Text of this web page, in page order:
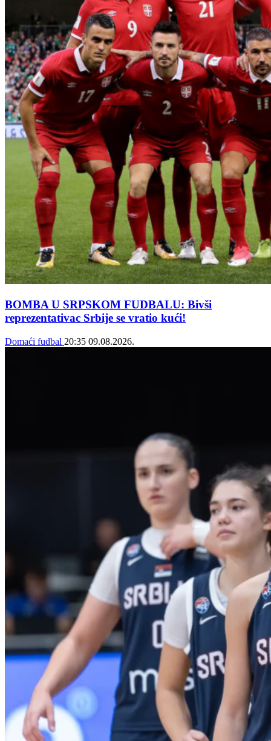
BOMBA U SRPSKOM FUDBALU: Bivši
reprezentativac Srbije se vratio kući!
Domaći fudbal 20:35 09.08.2026.